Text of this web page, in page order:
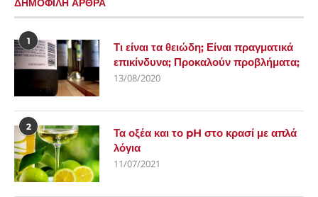
ΔΗΜΟΦΙΛΗ ΑΡΘΡΑ
1
Τι είναι τα θειώδη; Είναι πραγματικά
επικίνδυνα; Προκαλούν προβλήματα;
13/08/2020
2
Τα οξέα και το pH στο κρασί με απλά
λόγια
11/07/2021